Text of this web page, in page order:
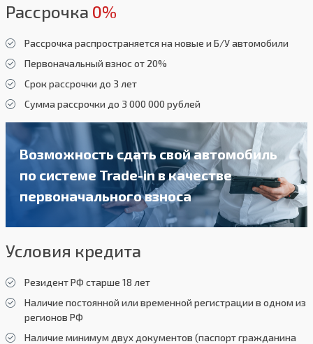
Рассрочка 0%
Рассрочка распространяется на новые и Б/У автомобили
Первоначальный взнос от 20%
Срок рассрочки до 3 лет
Сумма рассрочки до 3 000 000 рублей
Возможность сдать свой автомобиль
по системе Trade-in в качестве
первоначального взноса
Условия кредита
Резидент РФ старше 18 лет
Наличие постоянной или временной регистрации в одном из
регионов РФ
Наличие минимум двух документов (паспорт гражданина